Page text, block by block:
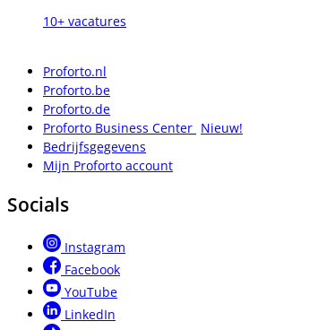
10+ vacatures
Proforto.nl
Proforto.be
Proforto.de
Proforto Business Center Nieuw!
Bedrijfsgegevens
Mijn Proforto account
Socials
Instagram
Facebook
YouTube
LinkedIn